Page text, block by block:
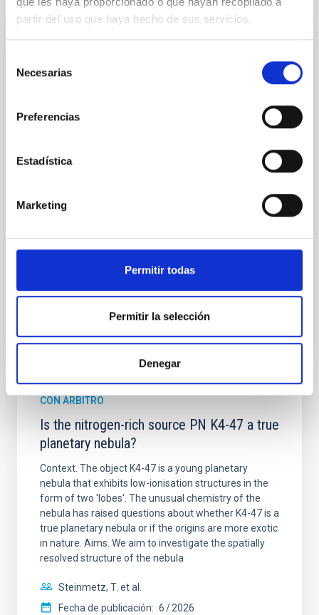
partir del uso que haya hecho de sus servicios.
Necesarias
Preferencias
Estadística
Marketing
Permitir todas
Permitir la selección
Denegar
The NuSTAR view of ultra-compact X-ray
Ultra-compact X-ray binaries (UCXBs) are a subclass
present a spectral and timing study in the hard X-ray
colours and fractional root mean square values
Borghese, A. et al.
NÚMERO DE CITAS 1
CON ÁRBITRO
Is the nitrogen-rich source PN K4-47 a true
planetary nebula?
Context. The object K4-47 is a young planetary
nebula that exhibits low-ionisation structures in the
form of two 'lobes'. The unusual chemistry of the
nebula has raised questions about whether K4-47 is a
true planetary nebula or if the origins are more exotic
in nature. Aims. We aim to investigate the spatially
resolved structure of the nebula
Steinmetz, T. et al.
Fecha de publicación: 6 2026